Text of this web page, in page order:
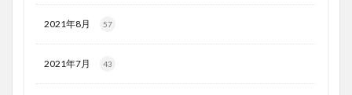
2021年8月 57
2021年7月 43